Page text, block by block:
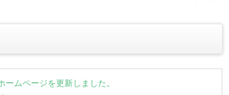
ームページを更新しました。